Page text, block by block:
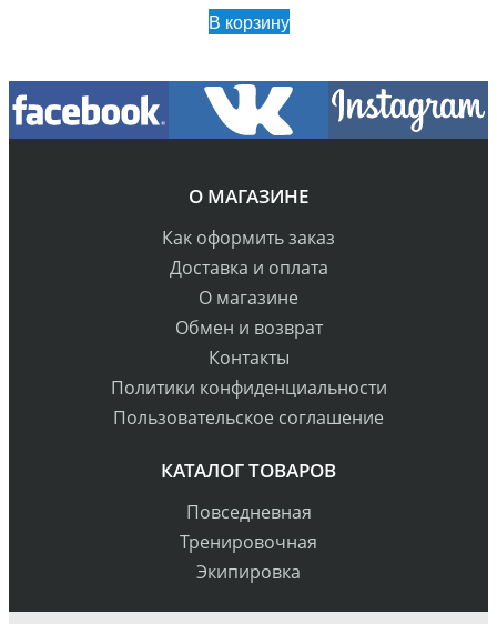
В корзину
О МАГАЗИНЕ
Как оформить заказ
Доставка и оплата
О магазине
Обмен и возврат
Контакты
Политики конфиденциальности
Пользовательское соглашение
КАТАЛОГ ТОВАРОВ
Повседневная
Тренировочная
Экипировка